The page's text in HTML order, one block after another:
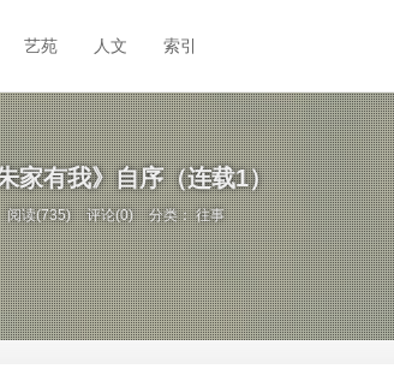
艺苑 人文 索引
家有我》自序（连载1）
阅读(735) 评论(0) 分类：往事